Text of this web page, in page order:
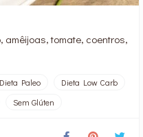
tomate, coentros,
Dieta Paleo
Dieta Low Carb
Sem Glúten